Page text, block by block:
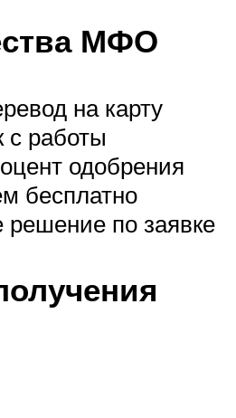
МФО
на карту
с работы
одобрения
бесплатно
решение по заявке